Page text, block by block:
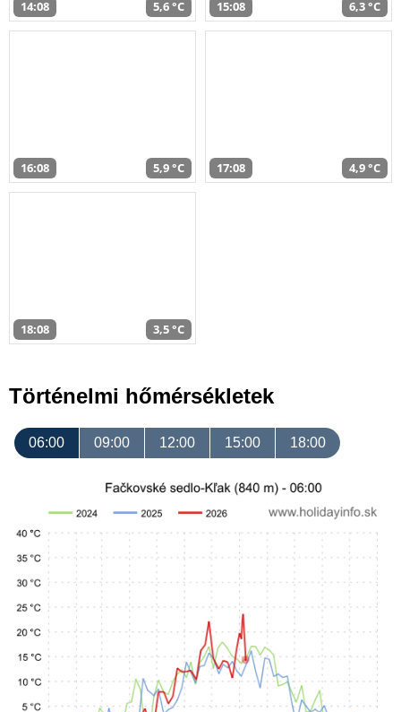
14:08 5,6 °C 15:08 6,3 °C
16:08 5,9 °C 17:08 4,9 °C
18:08 3,5 °C
Történelmi hőmérsékletek
06:00 09:00 12:00 15:00 18:00